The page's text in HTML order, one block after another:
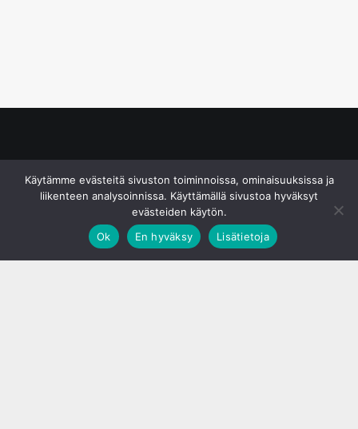
Käytämme evästeitä sivuston toiminnoissa, ominaisuuksissa ja
liikenteen analysoinnissa. Käyttämällä sivustoa hyväksyt
evästeiden käytön.
Ok
En hyväksy Lisätietoja